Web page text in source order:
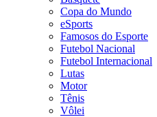
Copa do Mundo
eSports
Famosos do Esporte
Futebol Nacional
Futebol Internacional
Lutas
Motor
Tênis
Vôlei